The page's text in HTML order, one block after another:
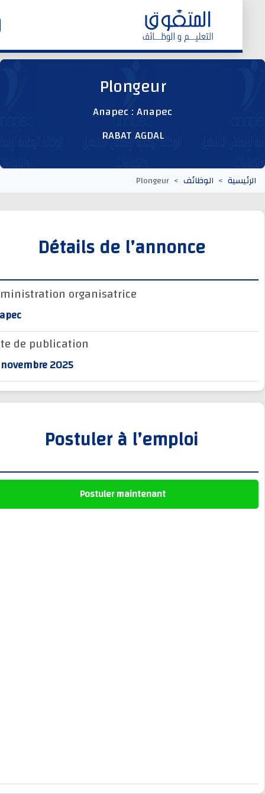
وظائف عمومية
وظائف المؤسسات و المقاولات العمومية
وظائف مصالح الدولة
Plongeur
Anapec : Anapec
RABAT AGDAL
الوظائف Plongeur
Détails de l’annonce
Administration organisatrice
Anapec
Date de publication
25 novembre 2025
Postuler à l’emploi
Postuler maintenant